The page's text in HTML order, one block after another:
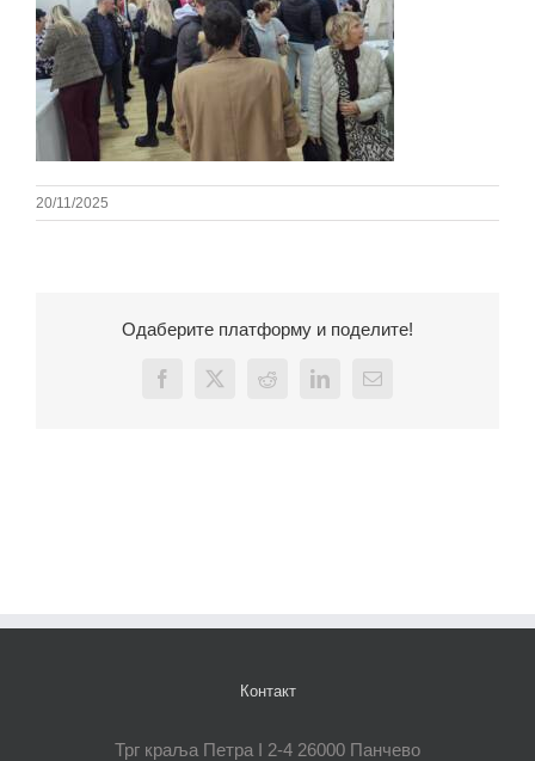
20/11/2025
Одаберите платформу и поделите!
Facebook
X Reddit LinkedInEmail
Контакт
Трг краља Петра I 2-4 26000 Панчево